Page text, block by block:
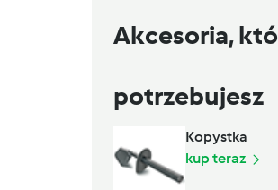
Akcesoria,
potrzebujesz
Kopystka
kup teraz